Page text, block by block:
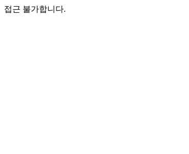
접근 불가합니다.